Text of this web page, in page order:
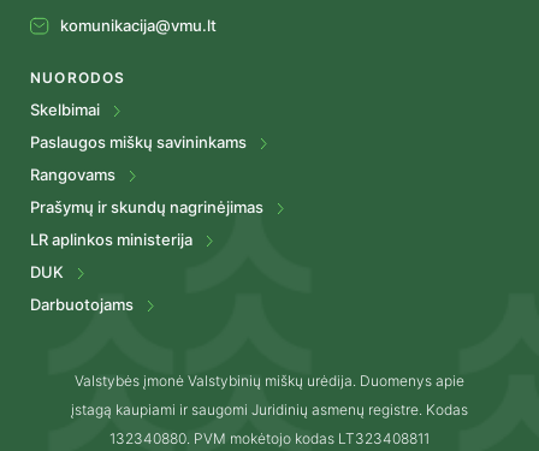
komunikacija@vmu.lt
NUORODOS
Skelbimai
Paslaugos miškų savininkams
Rangovams
Prašymų ir skundų nagrinėjimas
LR aplinkos ministerija
DUK
Darbuotojams
Valstybės įmonė Valstybinių miškų urėdija. Duomenys apie
įstagą kaupiami ir saugomi Juridinių asmenų registre. Kodas
132340880. PVM mokėtojo kodas LT323408811